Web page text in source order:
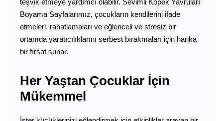
teşvik etmeye yardımcı olabilir. Sevimli Köpek Yavruları
Boyama Sayfalarımız, çocukların kendilerini ifade
etmeleri, rahatlamaları ve eğlenceli ve stresiz bir
ortamda yaratıcılıklarını serbest bırakmaları için harika
bir fırsat sunar.
Her Yaştan Çocuklar İçin
Mükemmel